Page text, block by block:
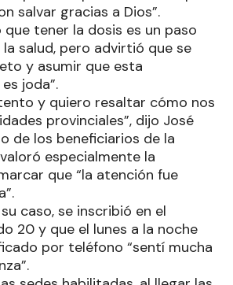
salvar gracias a Dios”.
que tener la dosis es un paso
salud, pero advirtió que se
y asumir que esta
joda”.
y quiero resaltar cómo nos
provinciales”, dijo José
de los beneficiarios de la
especialmente la
que “la atención fue
caso, se inscribió en el
20 y que el lunes a la noche
por teléfono “sentí mucha